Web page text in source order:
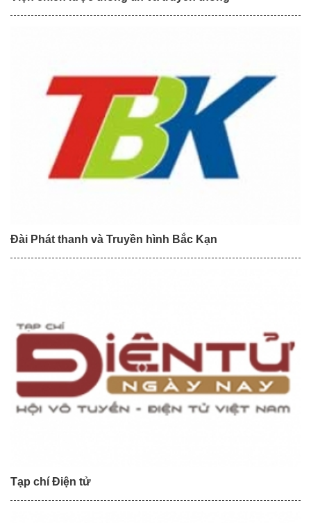
Đài Phát thanh và Truyền hình Bắc Kạn
Tạp chí Điện tử